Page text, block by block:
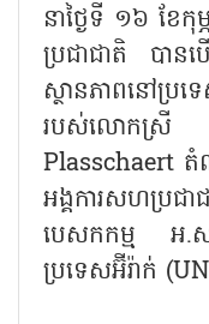
នាថ្ងៃទី ១៦ ខែកុ
ប្រជាជាតិ បានប
ស្ថានភាពនៅប្
របស់លោកស្
Plasschaert តំ
អង្គការសហប្
បេសកកម្ម អ.
ប្រទេសអ៊ីរ៉ាក់